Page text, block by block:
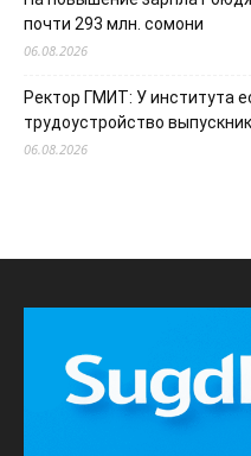
почти 293 млн. сомони
06.08.2026
Ректор ГМИТ: У института
трудоустройство
06.08.2026